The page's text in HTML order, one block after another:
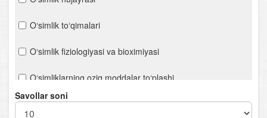
O‘simlik to‘qimalari
O‘simlik fiziologiyasi va bioximiyasi
O‘simliklarning oziq moddalar to‘plashi
Bakteriyalar
Savollar soni